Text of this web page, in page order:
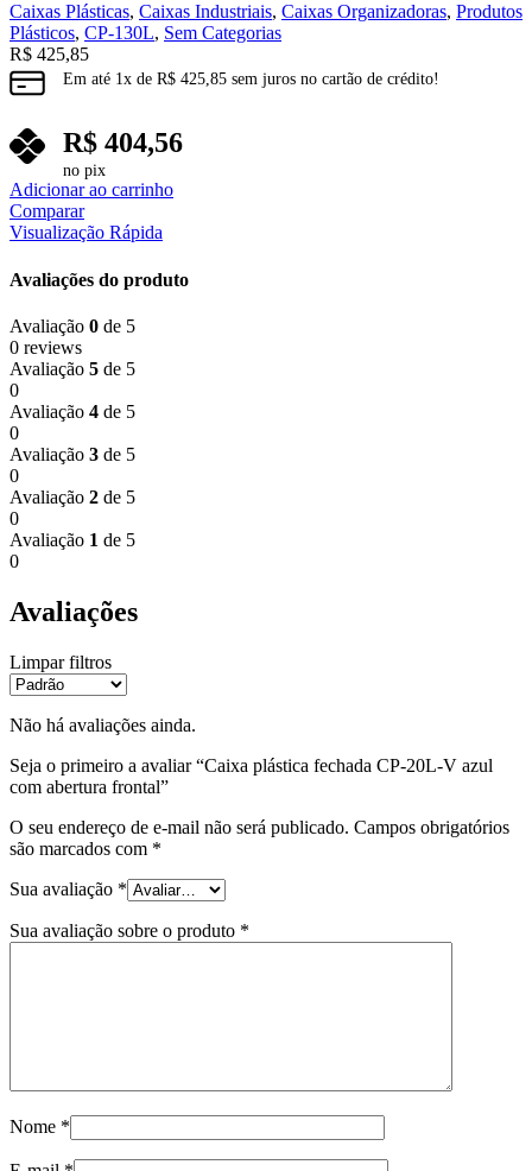
Caixas Plásticas, Caixas Industriais, Caixas Organizadoras, Produtos
Plásticos, CP-130L, Sem Categorias
R$ 425,85
Em até 1x de R$ 425,85 sem juros no cartão de crédito!
R$ 404,56
no pix
Adicionar ao carrinho
Comparar
Visualização Rápida
Avaliações do produto
Avaliação 0 de 5
0 reviews
Avaliação 5 de 5
0
Avaliação 4 de 5
0
Avaliação 3 de 5
0
Avaliação 2 de 5
0
Avaliação 1 de 5
0
Avaliações
Limpar filtros
Não há avaliações ainda.
Seja o primeiro a avaliar “Caixa plástica fechada CP-20L-V azul
com abertura frontal”
O seu endereço de e-mail não será publicado. Campos obrigatórios
são marcados com *
Sua avaliação *
Sua avaliação sobre o produto *
Nome *